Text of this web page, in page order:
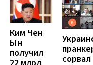
Ким Чен
Ын
получил
22 млрд
сорвал